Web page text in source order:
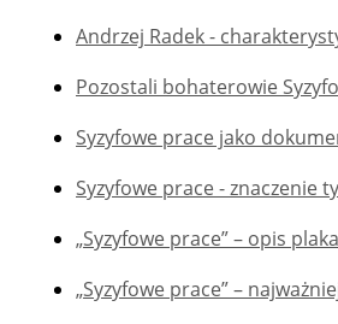
Andrzej Radek -
Pozostali bohaterowie
Syzyfowe prace jako
Syzyfowe prace - znaczenie
„Syzyfowe prace” – opis
„Syzyfowe prace” –